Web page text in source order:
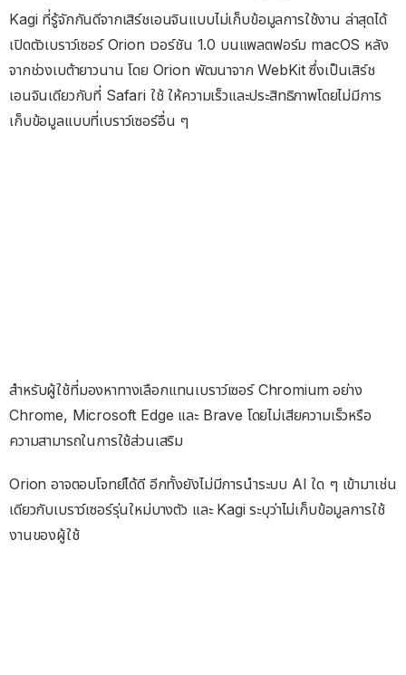
Kagi ที่รู้จักกันดีจากเสิร์ชเอนจินแบบไม่เก็บข้อมูลการใช้งาน ล่าสุดได้
เปิดตัวเบราว์เซอร์ Orion เวอร์ชัน 1.0 บนแพลตฟอร์ม macOS หลัง
จากช่วงเบต้ายาวนาน โดย Orion พัฒนาจาก WebKit ซึ่งเป็นเสิร์ช
เอนจินเดียวกับที่ Safari ใช้ ให้ความเร็วและประสิทธิภาพโดยไม่มีการ
เก็บข้อมูลแบบที่เบราว์เซอร์อื่น ๆ
สำหรับผู้ใช้ที่มองหาทางเลือกแทนเบราว์เซอร์ Chromium อย่าง
Chrome, Microsoft Edge และ Brave โดยไม่เสียความเร็วหรือ
ความสามารถในการใช้ส่วนเสริม
Orion อาจตอบโจทย์ได้ดี อีกทั้งยังไม่มีการนำระบบ AI ใด ๆ เข้ามาเช่น
เดียวกับเบราว์เซอร์รุ่นใหม่บางตัว และ Kagi ระบุว่าไม่เก็บข้อมูลการใช้
งานของผู้ใช้